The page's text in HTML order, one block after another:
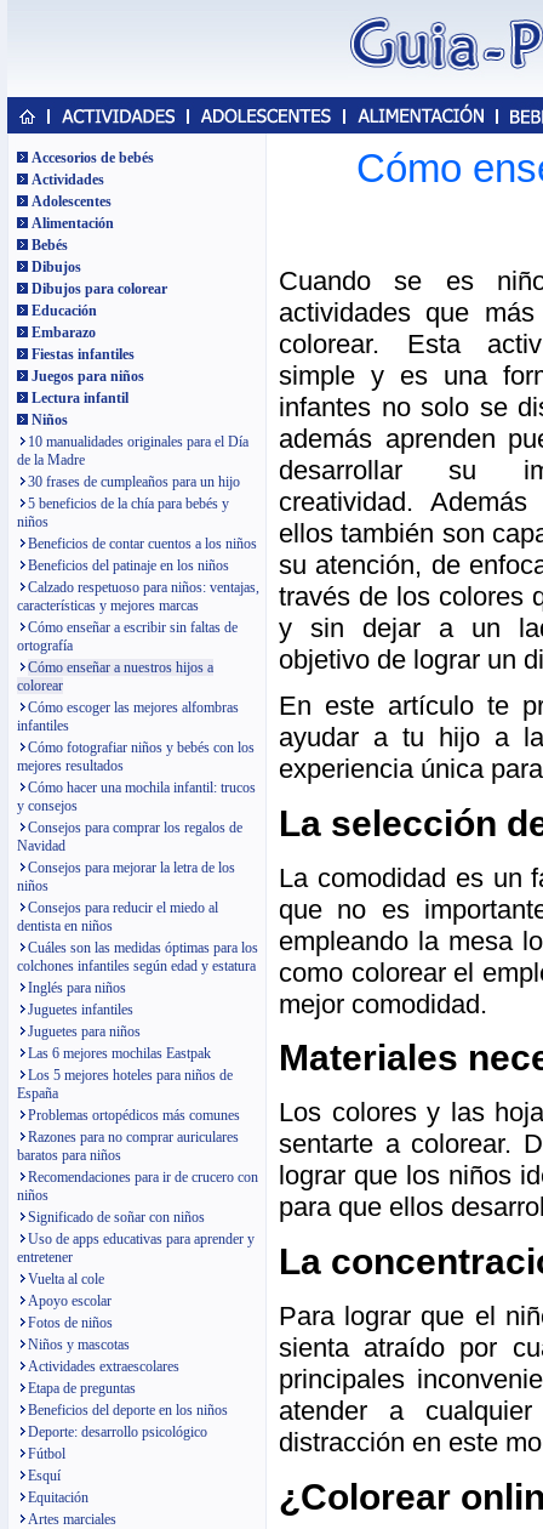
Accesorios de bebés
Actividades
Adolescentes
Alimentación
Bebés
Dibujos
Dibujos para colorear
Educación
Embarazo
Fiestas infantiles
Juegos para niños
Lectura infantil
Niños
10 manualidades originales para el Día
de la Madre
30 frases de cumpleaños para un hijo
5 beneficios de la chía para bebés y
niños
Beneficios de contar cuentos a los niños
Beneficios del patinaje en los niños
Calzado respetuoso para niños: ventajas,
características y mejores marcas
Cómo enseñar a escribir sin faltas de
ortografía
Cómo enseñar a nuestros hijos a
colorear
Cómo escoger las mejores alfombras
infantiles
Cómo fotografiar niños y bebés con los
mejores resultados
Cómo hacer una mochila infantil: trucos
y consejos
Consejos para comprar los regalos de
Navidad
Consejos para mejorar la letra de los
niños
Consejos para reducir el miedo al
dentista en niños
Cuáles son las medidas óptimas para los
colchones infantiles según edad y estatura
Inglés para niños
Juguetes infantiles
Juguetes para niños
Las 6 mejores mochilas Eastpak
Los 5 mejores hoteles para niños de
España
Problemas ortopédicos más comunes
Razones para no comprar auriculares
baratos para niños
Recomendaciones para ir de crucero con
niños
Significado de soñar con niños
Uso de apps educativas para aprender y
entretener
Vuelta al cole
Apoyo escolar
Fotos de niños
Niños y mascotas
Actividades extraescolares
Etapa de preguntas
Beneficios del deporte en los niños
Deporte: desarrollo psicológico
Fútbol
Esquí
Equitación
Artes marciales
Cómo
Cuando se es
actividades que
colorear. Esta
simple y es una
infantes no solo se
además aprenden
desarrollar su
creatividad.
ellos también son
su atención, de
través de los colores
y sin dejar a un
objetivo de lograr un
En este artículo te
ayudar a tu hijo a
experiencia única
La selección
La comodidad es un
que no es
empleando la mesa
como colorear el
mejor comodidad.
Materiales
Los colores y las
sentarte a colorear.
lograr que los niños
para que ellos
La
Para lograr que el
sienta atraído por
principales
atender a
distracción en este
¿Colorear